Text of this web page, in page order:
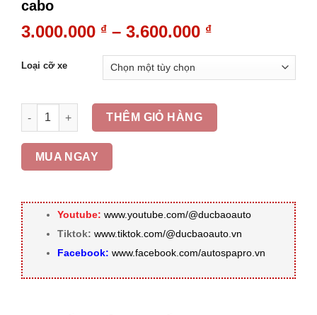
cabo
3.000.000 ₫ – 3.600.000 ₫
Loại cỡ xe
Dán PPF Zappa TPU 1368 - Vị trí nắp cabo số lượng
THÊM GIỎ HÀNG
MUA NGAY
Youtube: www.youtube.com/@ducbaoauto
Tiktok: www.tiktok.com/@ducbaoauto.vn
Facebook: www.facebook.com/autospapro.vn